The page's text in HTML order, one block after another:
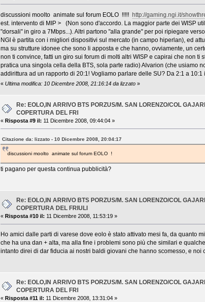
discussioni moolto animate sul forum EOLO !!!!! http://gaming.ngi.it/
est. intervento di MIP > (Non sono d'accordo. La maggior parte dei WISP
"dorsali" in giro a 7Mbps...). Altri partono "alla grande" per poi ripiegare
NGI è partita con i migliori dispositivi sul mercato (in campo hiperlan), ed
ma su strutture idonee che sono li apposta e che hanno, ovviamente, un
non ti convince, fatti un giro sui forum di molti altri WISP e capirai che non
pratica una singola cella della BTS, sola parte radio) Alvarion (che usiamo
addirittura ad un rapporto di 20:1! Vogliamo parlare delle SU? Da 2:1 a
« Ultima modifica: 10 Dicembre 2008, 21:16:14 da lizzato»
Re: EOLO,IN ARRIVO BTS PORZUS/M. SAN LORENZO/COL
COPERTURA DEL FRI
« Risposta #9 il: 11 Dicembre 2008, 09:44:04 »
Citazione da: lizzato - 10 Dicembre 2008, 20:04:17
discussioni moolto animate sul forum EOLO !
ti pagano per questa continua pubblicità?
Re: EOLO,IN ARRIVO BTS PORZUS/M. SAN LORENZO/COL
COPERTURA DEL FRIULI
« Risposta #10 il: 11 Dicembre 2008, 11:53:19 »
Ho amici dalle parti di varese dove eolo è stato attivato mesi fa, da quanto
che ha una dan + alta, ma alla fine i problemi sono più che similari e
intanto direi di dar fiducia ai nostri baldi giovani che hanno scomesso, e noi
Re: EOLO,IN ARRIVO BTS PORZUS/M. SAN LORENZO/COL
COPERTURA DEL FRI
« Risposta #11 il: 11 Dicembre 2008, 13:31:04 »